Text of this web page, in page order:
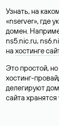
Узнать, на
«nserver», где
домен.
ns5.nic.ru,
на хостинге
Это простой,
хостинг-
делегируют
сайта